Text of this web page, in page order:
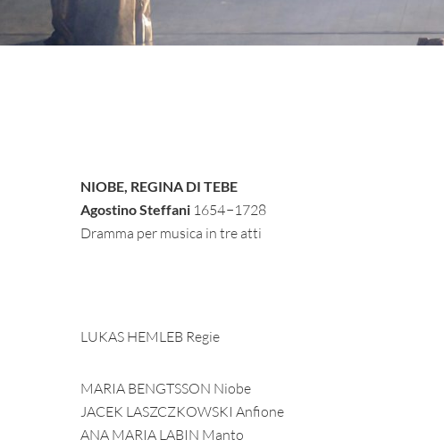
NIOBE, REGINA DI TEBE
Agostino Steffani 1654 −1728
Dramma per musica in tre atti
LUKAS HEMLEB Regie
MARIA BENGTSSON Niobe
JACEK LASZCZKOWSKI Anfione
ANA MARIA LABIN Manto